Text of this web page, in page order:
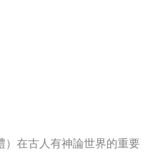
）在古人有神論世界的重要